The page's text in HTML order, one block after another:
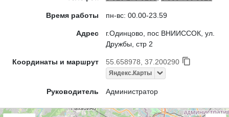
Время работы пн-вс: 00.00-23.59
Адрес
г.Одинцово, пос ВНИИССОК, ул.
Дружбы, стр 2
Координаты и маршрут 55.658978, 37.200290
Яндекс.Карты
Руководитель Администратор